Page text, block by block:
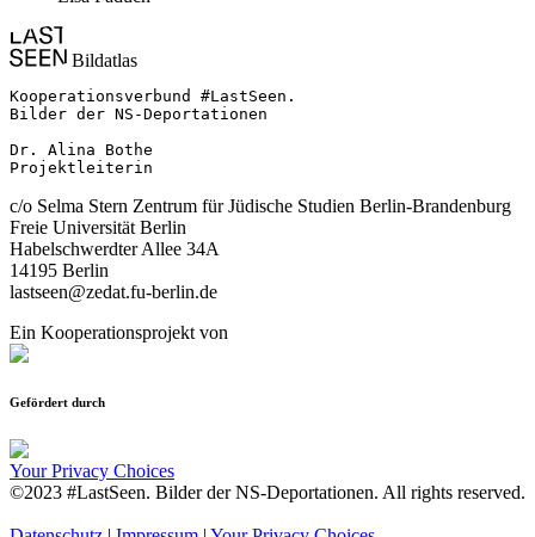
Bildatlas
Kooperationsverbund #LastSeen.
Bilder der NS-Deportationen
Dr. Alina Bothe
Projektleiterin
c/o Selma Stern Zentrum für Jüdische Studien Berlin-Brandenburg
Freie Universität Berlin
Habelschwerdter Allee 34A
14195 Berlin
lastseen@zedat.fu-berlin.de
Ein Kooperationsprojekt von
Gefördert durch
Your Privacy Choices
©2023 #LastSeen. Bilder der NS-Deportationen. All rights reserved.